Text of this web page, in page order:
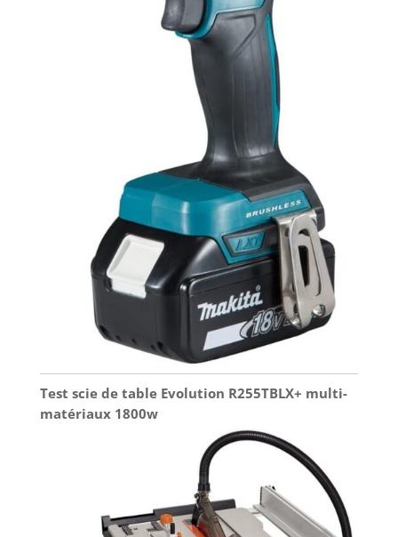
Test scie de table Evolution R255TBLX+ multi-
matériaux 1800w